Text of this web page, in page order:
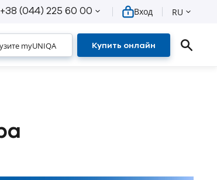
+38 (044) 225 60 00 Вход RU
myUNIQA Купить онлайн